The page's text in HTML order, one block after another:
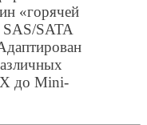
«горячей
SATA
до Mini-